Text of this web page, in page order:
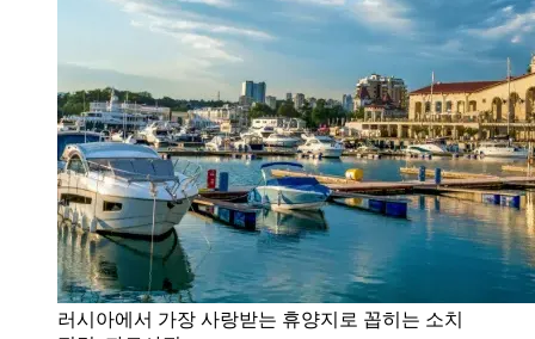
러시아에서 가장 사랑받는 휴양지로 꼽히는 소치